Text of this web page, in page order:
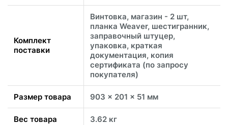
Комплект
поставки
Винтовка, магазин - 2 шт,
планка Weaver, шестигранник,
заправочный штуцер,
упаковка, краткая
документация, копия
сертификата (по запросу
покупателя)
Размер товара 903 x 201 x 51 мм
Вес товара 3.62 кг